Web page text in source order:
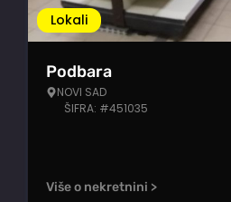
Lokali
Podbara
NOVI SAD
ŠIFRA: #451035
Više o nekretnini >